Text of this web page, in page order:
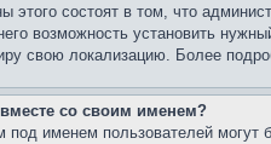
этого состоят в том, что
возможность установить
свою локализацию. Более
со своим именем?
под именем пользователей